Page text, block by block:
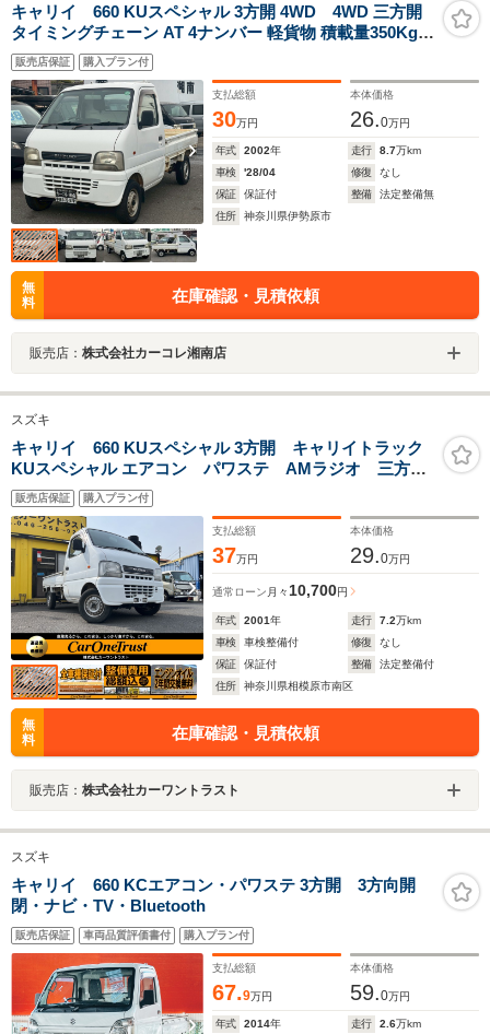
キャリイ 660 KUスペシャル 3方開 4WD 4WD 三方開
タイミングチェーン AT 4ナンバー 軽貨物 積載量350Kg
エアコン パワステ シガーソケット
販売店保証 購入プラン付
支払総額
30万円
本体価格
26.0万円
年式 2002年 走行 8.7万km
車検
'28/04 修復
なし
保証
保証付 整備
法定整備無
住所
神奈川県伊勢原市
無
料
在庫確認・見積依頼
販売店： 株式会社カーコレ湘南店
スズキ
キャリイ 660 KUスペシャル 3方開 キャリイトラック
KUスペシャル エアコン パワステ AMラジオ 三方開
鳥居 点検記録簿保証書 タイミングチェーン車
販売店保証 購入プラン付
支払総額
37万円
本体価格
29.0万円
通常ローン 月々10,700円
年式 2001年 走行 7.2万km
車検
車検整備付 修復
なし
保証
保証付 整備
法定整備付
住所
神奈川県相模原市南区
無
料
在庫確認・見積依頼
販売店： 株式会社カーワントラスト
スズキ
キャリイ 660 KCエアコン・パワステ 3方開 3方向開
閉・ナビ・TV・Bluetooth
販売店保証 車両品質評価書付 購入プラン付
支払総額
67.9万円
本体価格
59.0万円
年式 2014年 走行 2.6万km